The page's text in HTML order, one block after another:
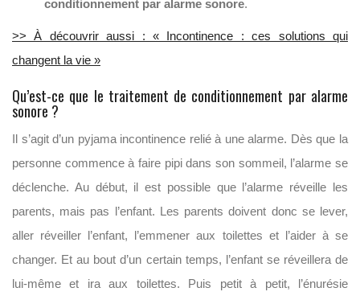
conditionnement par alarme sonore.
>> À découvrir aussi : « Incontinence : ces solutions qui
changent la vie »
Qu’est-ce que le traitement de conditionnement par alarme
sonore ?
Il s’agit d’un pyjama incontinence relié à une alarme. Dès que la
personne commence à faire pipi dans son sommeil, l’alarme se
déclenche. Au début, il est possible que l’alarme réveille les
parents, mais pas l’enfant. Les parents doivent donc se lever,
aller réveiller l’enfant, l’emmener aux toilettes et l’aider à se
changer. Et au bout d’un certain temps, l’enfant se réveillera de
lui-même et ira aux toilettes. Puis petit à petit, l’énurésie